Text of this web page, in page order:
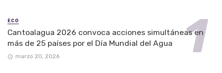
ECO
Cantoalagua 2026 convoca acciones simultáneas en
más de 25 países por el Día Mundial del Agua
marzo 20, 2026